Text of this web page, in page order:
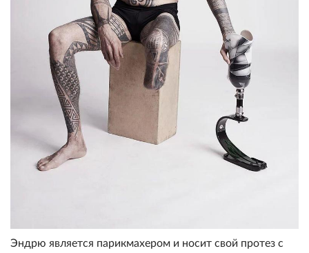
Эндрю является парикмахером и носит свой протез с